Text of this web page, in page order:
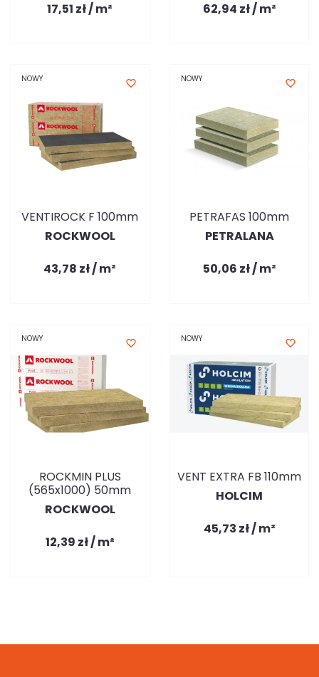
17,51 zł / m²
62,94 zł / m²
NOWY favorite_border
VENTIROCK F 100mm
ROCKWOOL
43,78 zł / m²
NOWY favorite_border
PETRAFAS 100mm
PETRALANA
50,06 zł / m²
NOWY favorite_border
ROCKMIN PLUS
(565x1000) 50mm
ROCKWOOL
12,39 zł / m²
NOWY favorite_border
VENT EXTRA FB 110mm
HOLCIM
45,73 zł / m²